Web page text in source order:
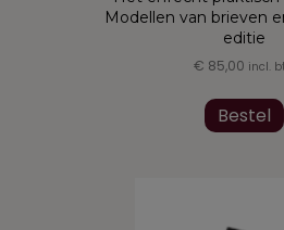
Modellen van brieven
editie
€ 85,00 incl.
Bestel